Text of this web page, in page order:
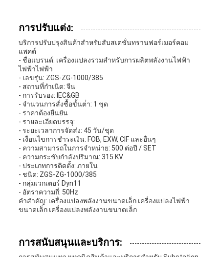
การปรับแต่ง:
บริการปรับปรุงสินค้าสําหรับสับสเตชั่นทรานฟอร์เมอร์คอม
แพคต์
- ชื่อแบรนด์: เครื่องแปลงรวมสําหรับการผลิตพลังงานไฟฟ้า
ไฟฟ้าไฟฟ้า
- เลขรุ่น: ZGS-ZG-1000/385
- สถานที่กําเนิด: จีน
- การรับรอง: IEC&GB
- จํานวนการสั่งซื้อขั้นต่ํา: 1 ชุด
- ราคาต้องยืนยัน
- รายละเอียดบรรจุ:
- ระยะเวลาการจัดส่ง: 45 วัน/ชุด
- เงื่อนไขการชําระเงิน: FOB, EXW, CIF และอื่นๆ
- ความสามารถในการจําหน่าย: 500 ต่อปี / SET
- ความกระชับกําลังปริมาณ: 315 KV
- ประเภทการติดตั้ง: ภายใน
- ชนิด: ZGS-ZG-1000/385
- กลุ่มเวกเตอร์ Dyn11
- อัตราความถี่: 50Hz
คําสําคัญ: เครื่องแปลงพลังงานขนาดเล็ก เครื่องแปลงไฟฟ้า
ขนาดเล็ก เครื่องแปลงพลังงานขนาดเล็ก
การสนับสนุนและบริการ: